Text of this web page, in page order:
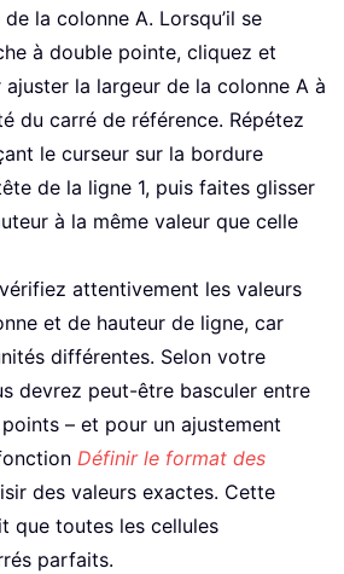
la colonne A. Lorsqu’il se
à double pointe, cliquez et
la largeur de la colonne A à
du carré de référence. Répétez
le curseur sur la bordure
de la ligne 1, puis faites glisser
à la même valeur que celle
attentivement les valeurs
et de hauteur de ligne, car
différentes. Selon votre
devrez peut-être basculer entre
– et pour un ajustement
Définir le format des
des valeurs exactes. Cette
que toutes les cellules
parfaits.